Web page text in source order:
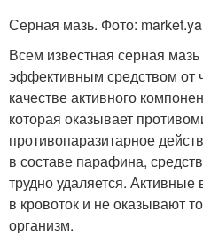
Серная мазь. Фото:
Всем известная серная
эффективным средством от
качестве активного
которая оказывает
противопаразитарное
в составе парафина,
трудно удаляется.
в кровоток и не оказывают
организм.